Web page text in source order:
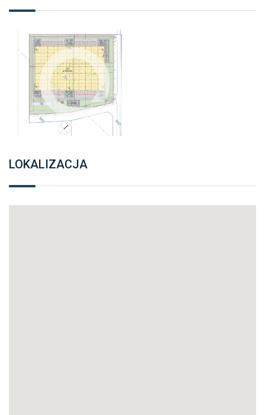
LOKALIZACJA